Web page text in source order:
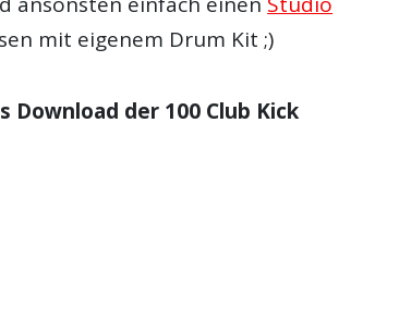
mit eigenem Drum Kit ;)
Download der 100 Club Kick